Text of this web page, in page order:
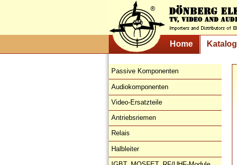
Home Katalog
Passive Komponenten
Audiokomponenten
Video-Ersatzteile
Antriebsriemen
Relais
Halbleiter